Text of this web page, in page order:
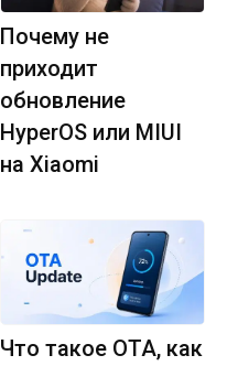
Почему не
приходит
обновление
HyperOS или MIUI
на Xiaomi
Что такое OTA, как